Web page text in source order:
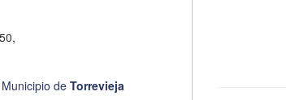
Municipio de Torrevieja